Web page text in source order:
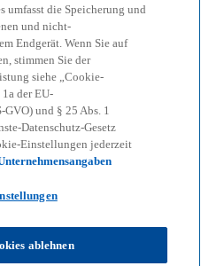
umfasst die Speicherung und
und nicht-
Endgerät. Wenn Sie auf
stimmen Sie der
siehe „Cookie-
der EU-
und § 25 Abs. 1
Datenschutz-Gesetz
Einstellungen jederzeit
ablehnen